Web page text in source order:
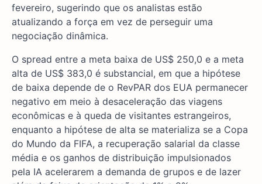
fevereiro, sugerindo que os analistas estão
atualizando a força em vez de perseguir uma
negociação dinâmica.
O spread entre a meta baixa de US$ 250,0 e a meta
alta de US$ 383,0 é substancial, em que a hipótese
de baixa depende de o RevPAR dos EUA permanecer
negativo em meio à desaceleração das viagens
econômicas e à queda de visitantes estrangeiros,
enquanto a hipótese de alta se materializa se a Copa
do Mundo da FIFA, a recuperação salarial da classe
média e os ganhos de distribuição impulsionados
pela IA acelerarem a demanda de grupos e de lazer